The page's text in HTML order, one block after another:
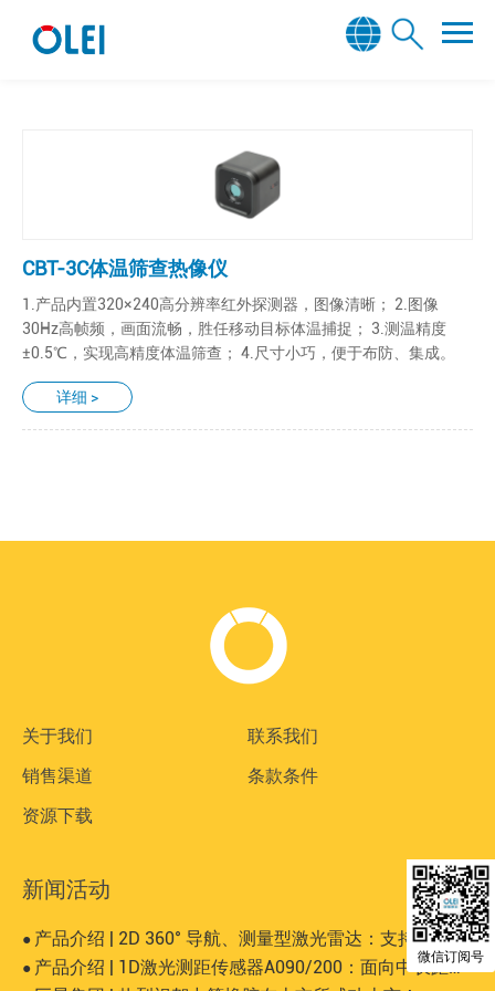
CBT-3C体温筛查热像仪
1.产品内置320×240高分辨率红外探测器，图像清晰； 2.图像
30Hz高帧频，画面流畅，胜任移动目标体温捕捉； 3.测温精度
±0.5℃，实现高精度体温筛查； 4.尺寸小巧，便于布防、集成。
详细 >
关于我们
联系我们
销售渠道
条款条件
资源下载
新闻活动
● 产品介绍 | 2D 360° 导航、测量型激光雷达：支持有反、无反等大而复杂场景
● 产品介绍 | 1D激光测距传感器A090/200：面向中长距离、高精度的工业测量场景微信订阅号